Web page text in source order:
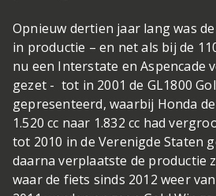
Opnieuw dertien jaar lang was
in productie – en net als bij de
nu een Interstate en Aspencade
gezet - tot in 2001 de GL1800
gepresenteerd, waarbij Honda
1.520 cc naar 1.832 cc had
tot 2010 in de Verenigde Staten
daarna verplaatste de productie
waar de fiets sinds 2012 weer